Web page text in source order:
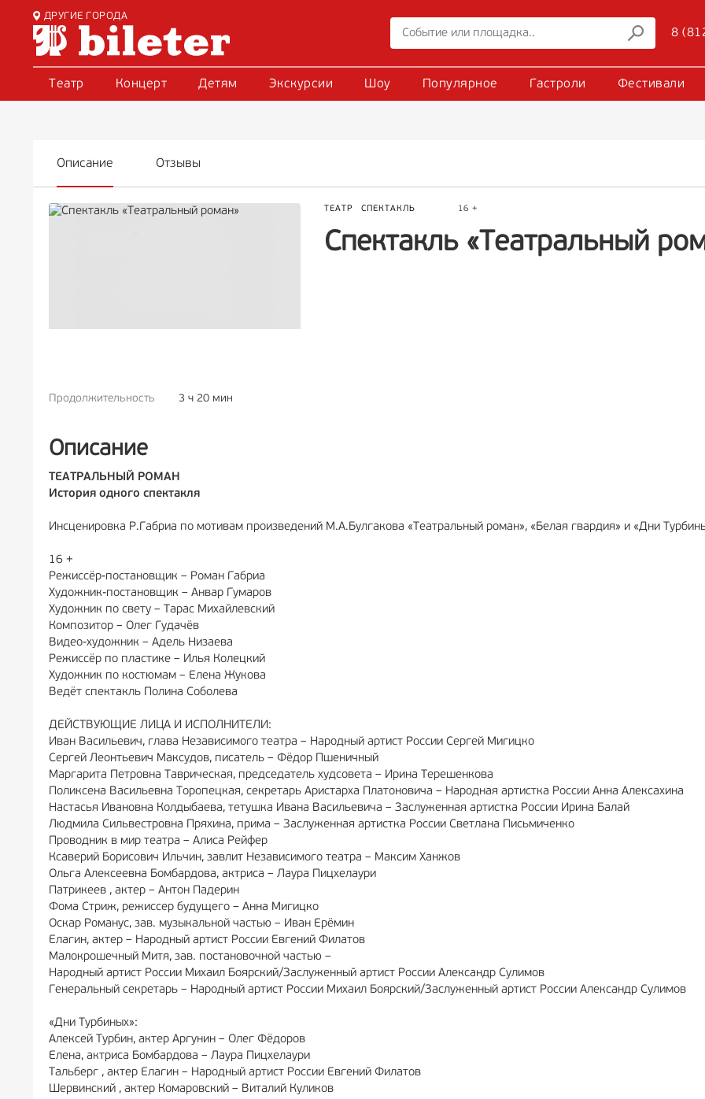
ДРУГИЕ ГОРОДА
8
Театр Концерт Детям Экскурсии Шоу Популярное Гастроли Фестивали
Описание Отзывы
ТЕАТР СПЕКТАКЛЬ 16 +
Спектакль «Театральный
Продолжительность 3 ч 20 мин
Описание
ТЕАТРАЛЬНЫЙ РОМАН
История одного спектакля
Инсценировка Р.Габриа по мотивам произведений М.А.Булгакова «Театральный роман», «Белая гвардия» и «Дни
16 +
Режиссёр-постановщик – Роман Габриа
Художник-постановщик – Анвар Гумаров
Художник по свету – Тарас Михайлевский
Композитор – Олег Гудачёв
Видео-художник – Адель Низаева
Режиссёр по пластике – Илья Колецкий
Художник по костюмам – Елена Жукова
Ведёт спектакль Полина Соболева
ДЕЙСТВУЮЩИЕ ЛИЦА И ИСПОЛНИТЕЛИ:
Иван Васильевич, глава Независимого театра – Народный артист России Сергей Мигицко
Сергей Леонтьевич Максудов, писатель – Фёдор Пшеничный
Маргарита Петровна Таврическая, председатель худсовета – Ирина Терешенкова
Поликсена Васильевна Торопецкая, секретарь Аристарха Платоновича – Народная артистка России Анна Алексахина
Настасья Ивановна Колдыбаева, тетушка Ивана Васильевича – Заслуженная артистка России Ирина Балай
Людмила Сильвестровна Пряхина, прима – Заслуженная артистка России Светлана Письмиченко
Проводник в мир театра – Алиса Рейфер
Ксаверий Борисович Ильчин, завлит Независимого театра – Максим Ханжов
Ольга Алексеевна Бомбардова, актриса – Лаура Пицхелаури
Патрикеев , актер – Антон Падерин
Фома Стриж, режиссер будущего – Анна Мигицко
Оскар Романус, зав. музыкальной частью – Иван Ерёмин
Елагин, актер – Народный артист России Евгений Филатов
Малокрошечный Митя, зав. постановочной частью –
Народный артист России Михаил Боярский/Заслуженный артист России Александр Сулимов
Генеральный секретарь – Народный артист России Михаил Боярский/Заслуженный артист России Александр Сулимов
«Дни Турбиных»:
Алексей Турбин, актер Аргунин – Олег Фёдоров
Елена, актриса Бомбардова – Лаура Пицхелаури
Тальберг , актер Елагин – Народный артист России Евгений Филатов
Шервинский , актер Комаровский – Виталий Куликов